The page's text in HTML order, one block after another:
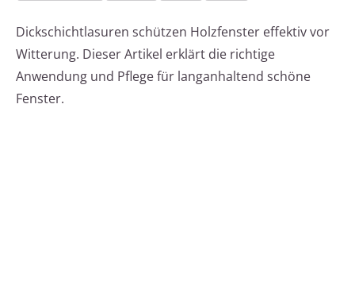
Dickschichtlasuren schützen Holzfenster effektiv vor
Witterung. Dieser Artikel erklärt die richtige
Anwendung und Pflege für langanhaltend schöne
Fenster.